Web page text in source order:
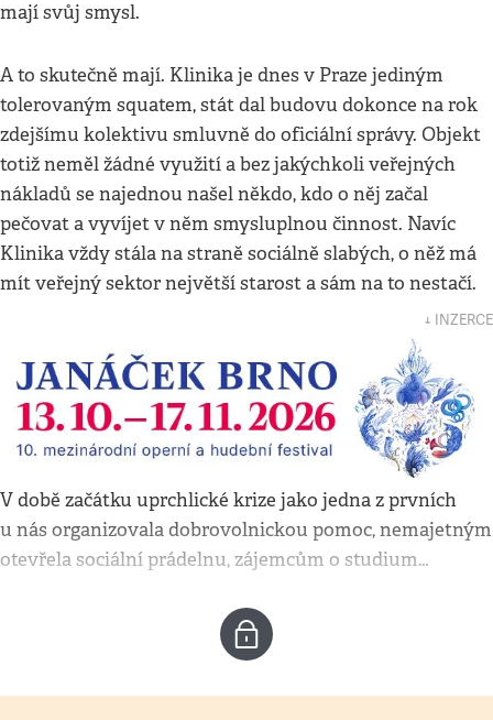
mají svůj smysl.
A to skutečně mají. Klinika je dnes v Praze jediným
tolerovaným squatem, stát dal budovu dokonce na rok
zdejšímu kolektivu smluvně do oficiální správy. Objekt
totiž neměl žádné využití a bez jakýchkoli veřejných
nákladů se najednou našel někdo, kdo o něj začal
pečovat a vyvíjet v něm smysluplnou činnost. Navíc
Klinika vždy stála na straně sociálně slabých, o něž má
mít veřejný sektor největší starost a sám na to nestačí.
↓ INZERCE
V době začátku uprchlické krize jako jedna z prvních
u nás organizovala dobrovolnickou pomoc, nemajetným
otevřela sociální prádelnu, zájemcům o studium…